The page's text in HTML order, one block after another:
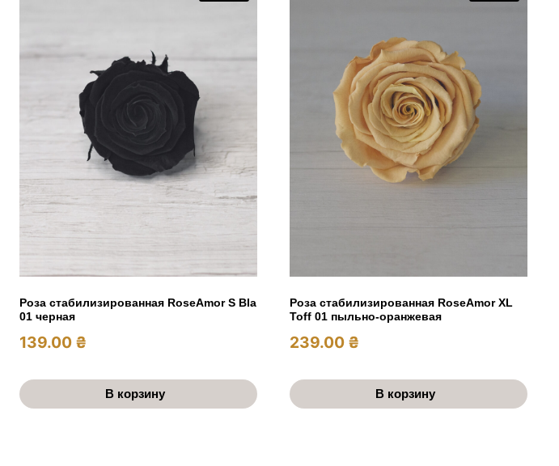
Роза стабилизированная RoseAmor S Bla
01 черная
139.00 ₴
В корзину
Роза стабилизированная RoseAmor XL
Toff 01 пыльно-оранжевая
239.00 ₴
В корзину